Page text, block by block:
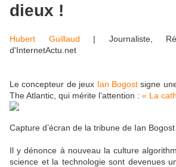
dieux !
Hubert Guillaud | Journaliste,
d'InternetActu.net
Le concepteur de jeux Ian Bogost signe
The Atlantic, qui mérite l’attention : « La
Capture d’écran de la tribune de Ian Bogost
Il y dénonce à nouveau la culture
science et la technologie sont devenues